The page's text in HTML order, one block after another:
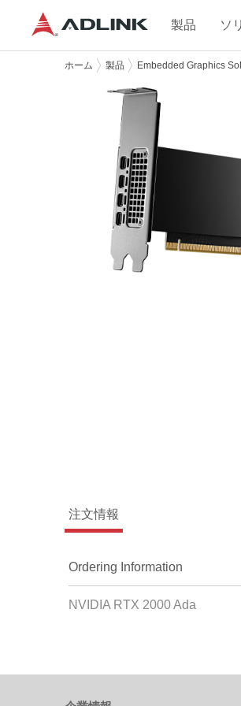
製品 ソ
ホーム 製品 Embedded Graphics
注文情報
Ordering Information
NVIDIA RTX 2000 Ada